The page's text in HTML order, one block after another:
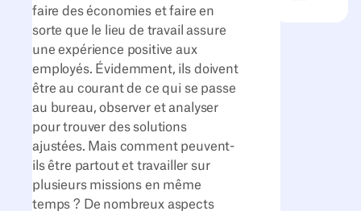
faire des économies et faire en
sorte que le lieu de travail assure
une expérience positive aux
employés. Évidemment, ils doivent
être au courant de ce qui se passe
au bureau, observer et analyser
pour trouver des solutions
ajustées. Mais comment peuvent-
ils être partout et travailler sur
plusieurs missions en même
temps ? De nombreux aspects